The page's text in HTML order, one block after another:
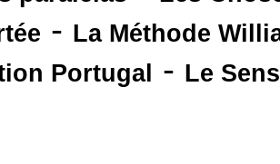
- La Méthode
Portugal
- Le